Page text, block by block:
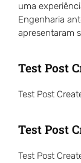
uma
Engenharia
apresentaram
Test Post
Test Post
Test Post
Test Post